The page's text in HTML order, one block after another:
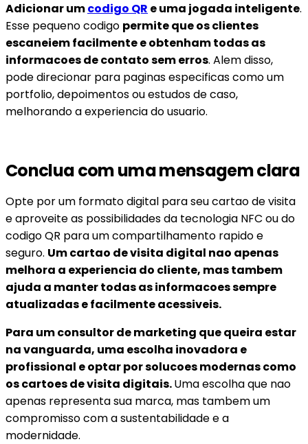
Adicionar umcodigo QR e uma jogada inteligente.
Esse pequeno codigo permite que os clientes
escaneiem facilmente e obtenham todas as
informacoes de contato sem erros. Alem disso,
pode direcionar para paginas especificas como um
portfolio, depoimentos ou estudos de caso,
melhorando a experiencia do usuario.
Conclua com uma mensagem clara
Opte por um formato digital para seu cartao de visita
e aproveite as possibilidades da tecnologia NFC ou do
codigo QR para um compartilhamento rapido e
seguro. Um cartao de visita digital nao apenas
melhora a experiencia do cliente, mas tambem
ajuda a manter todas as informacoes sempre
atualizadas e facilmente acessiveis.
Para um consultor de marketing que queira estar
na vanguarda, uma escolha inovadora e
profissional e optar por solucoes modernas como
os cartoes de visita digitais.Uma escolha que nao
apenas representa sua marca, mas tambem um
compromisso com a sustentabilidade e a
modernidade.